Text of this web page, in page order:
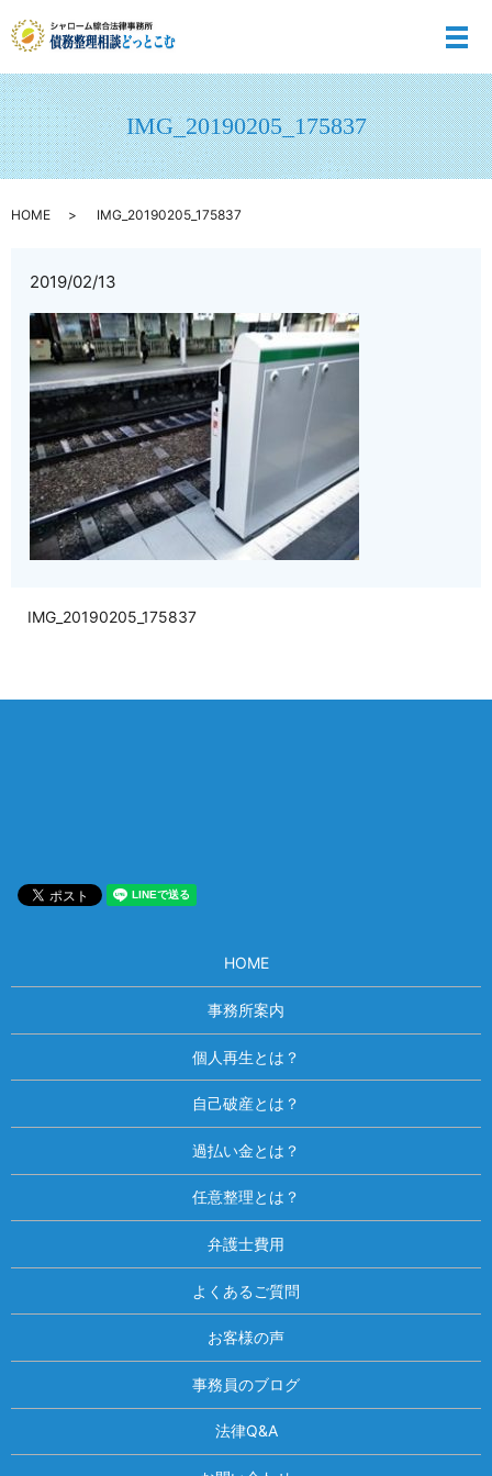
メ
IMG_20190205_175837
HOME IMG_20190205_175837
2019/02/13
IMG_20190205_175837
HOME
事務所案内
個人再生とは？
自己破産とは？
過払い金とは？
任意整理とは？
弁護士費用
よくあるご質問
お客様の声
事務員のブログ
法律Q&A